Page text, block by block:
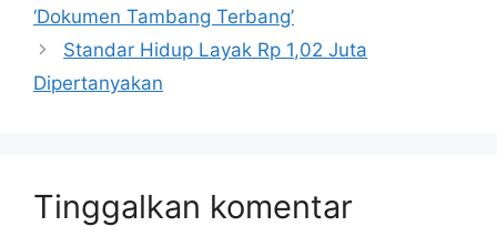
‘Dokumen Tambang Terbang’
Standar Hidup Layak Rp 1,02 Juta
Dipertanyakan
Tinggalkan komentar